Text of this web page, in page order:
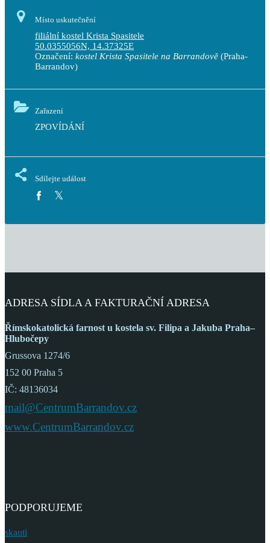
Místo uskutečnění
filiální kostel Krista Spasitele
50.0355056N, 14.37325E
Označení: kostel Krista Spasitele na Barrandově (Praha-
Barrandov)
Zařazení
ZPOVÍDÁNÍ
Sdílejte událost
ADRESA SÍDLA A FAKTURAČNÍ ADRESA
Římskokatolická farnost u kostela sv. Filipa a Jakuba Praha–
Hlubočepy
Grussova 1274/6
152 00 Praha 5
IČ: 48136034
mail@CentrumBarrandov.cz
www.CentrumBarrandov.cz
PODPORUJEME
skauti